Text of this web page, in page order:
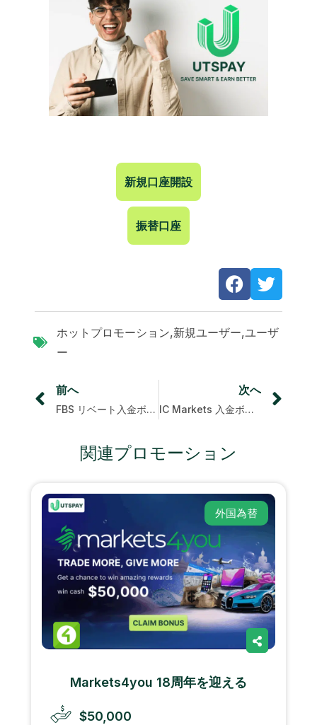
新規口座開設
振替口座
ホットプロモーション,新規ユーザー,ユーザ
ー
前へ
FBS リベート入金ボーナス
次へ
IC Markets 入金ボーナス
関連プロモーション
外国為替
Markets4you 18周年を迎える
$50,000